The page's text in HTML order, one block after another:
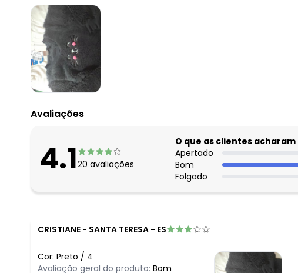
julho/2026
junho/2026
maio/2026
abril/2026
março/2026
fevereiro/2026
Avaliações
4.120 avaliações
O que as clientes
Apertado
Bom
Folgado
CRISTIANE - SANTA TERESA - ES
Cor: Preto / 4
Avaliação geral do produto: Bom